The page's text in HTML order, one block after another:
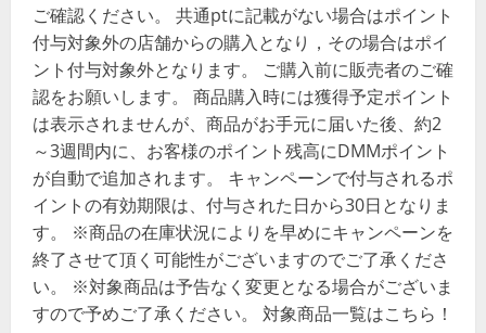
ご確認ください。 共通ptに記載がない場合はポイント
付与対象外の店舗からの購入となり，その場合はポイ
ント付与対象外となります。 ご購入前に販売者のご確
認をお願いします。 商品購入時には獲得予定ポイント
は表示されませんが、商品がお手元に届いた後、約2
～3週間内に、お客様のポイント残高にDMMポイント
が自動で追加されます。 キャンペーンで付与されるポ
イントの有効期限は、付与された日から30日となりま
す。 ※商品の在庫状況によりを早めにキャンペーンを
終了させて頂く可能性がございますのでご了承くださ
い。 ※対象商品は予告なく変更となる場合がございま
すので予めご了承ください。 対象商品一覧はこちら！